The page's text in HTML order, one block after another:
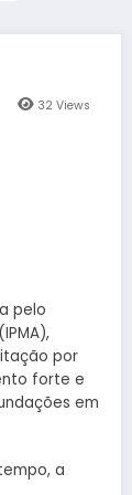
32Views
pelo
por
forte e
em
a